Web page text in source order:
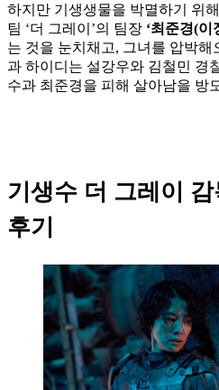
하지만 기생생물을 박멸하기 위
팀 ‘더 그레이’의 팀장 ‘최준경(이
는 것을 눈치채고, 그녀를 압박해
과 하이디는 설강우와 김철민 경
수과 최준경을 피해 살아남을 방
기생수 더 그레이
후기